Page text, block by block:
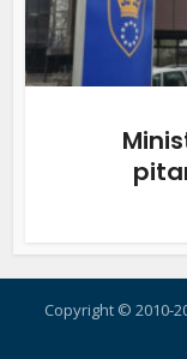
Copyright © 2010-